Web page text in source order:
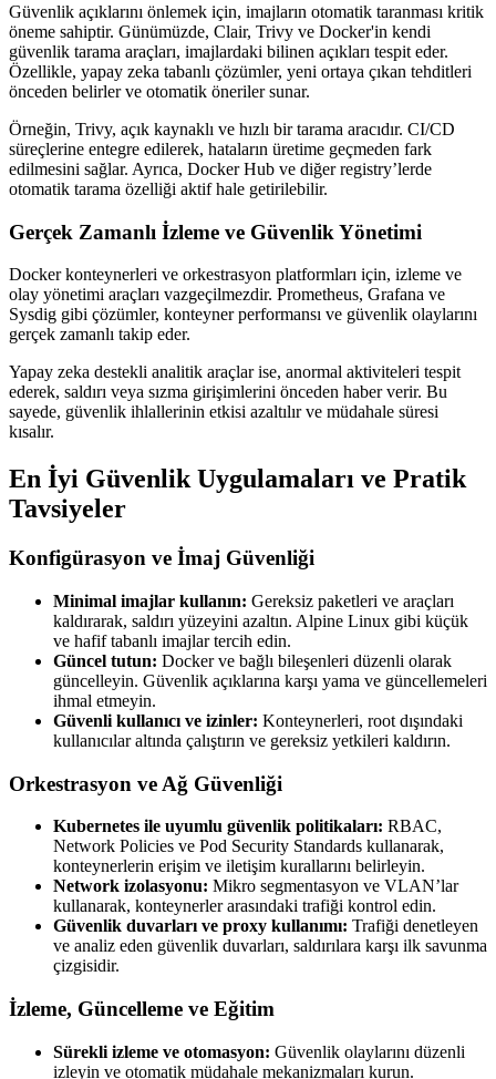
Güvenlik açıklarını önlemek için, imajların otomatik taranması kritik
öneme sahiptir. Günümüzde, Clair, Trivy ve Docker'in kendi
güvenlik tarama araçları, imajlardaki bilinen açıkları tespit eder.
Özellikle, yapay zeka tabanlı çözümler, yeni ortaya çıkan tehditleri
önceden belirler ve otomatik öneriler sunar.
Örneğin, Trivy, açık kaynaklı ve hızlı bir tarama aracıdır. CI/CD
süreçlerine entegre edilerek, hataların üretime geçmeden fark
edilmesini sağlar. Ayrıca, Docker Hub ve diğer registry’lerde
otomatik tarama özelliği aktif hale getirilebilir.
Gerçek Zamanlı İzleme ve Güvenlik Yönetimi
Docker konteynerleri ve orkestrasyon platformları için, izleme ve
olay yönetimi araçları vazgeçilmezdir. Prometheus, Grafana ve
Sysdig gibi çözümler, konteyner performansı ve güvenlik olaylarını
gerçek zamanlı takip eder.
Yapay zeka destekli analitik araçlar ise, anormal aktiviteleri tespit
ederek, saldırı veya sızma girişimlerini önceden haber verir. Bu
sayede, güvenlik ihlallerinin etkisi azaltılır ve müdahale süresi
kısalır.
En İyi Güvenlik Uygulamaları ve Pratik
Tavsiyeler
Konfigürasyon ve İmaj Güvenliği
Minimal imajlar kullanın: Gereksiz paketleri ve araçları
kaldırarak, saldırı yüzeyini azaltın. Alpine Linux gibi küçük
ve hafif tabanlı imajlar tercih edin.
Güncel tutun: Docker ve bağlı bileşenleri düzenli olarak
güncelleyin. Güvenlik açıklarına karşı yama ve güncellemeleri
ihmal etmeyin.
Güvenli kullanıcı ve izinler: Konteynerleri, root dışındaki
kullanıcılar altında çalıştırın ve gereksiz yetkileri kaldırın.
Orkestrasyon ve Ağ Güvenliği
Kubernetes ile uyumlu güvenlik politikaları: RBAC,
Network Policies ve Pod Security Standards kullanarak,
konteynerlerin erişim ve iletişim kurallarını belirleyin.
Network izolasyonu: Mikro segmentasyon ve VLAN’lar
kullanarak, konteynerler arasındaki trafiği kontrol edin.
Güvenlik duvarları ve proxy kullanımı: Trafiği denetleyen
ve analiz eden güvenlik duvarları, saldırılara karşı ilk savunma
çizgisidir.
İzleme, Güncelleme ve Eğitim
Sürekli izleme ve otomasyon: Güvenlik olaylarını düzenli
izleyin ve otomatik müdahale mekanizmaları kurun.